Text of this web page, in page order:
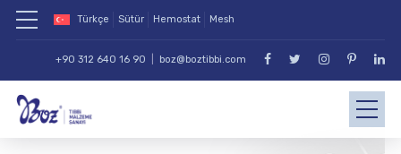
Türkçe Sütür Hemostat Mesh
+90 312 640 16 90 boz@boztibbi.com